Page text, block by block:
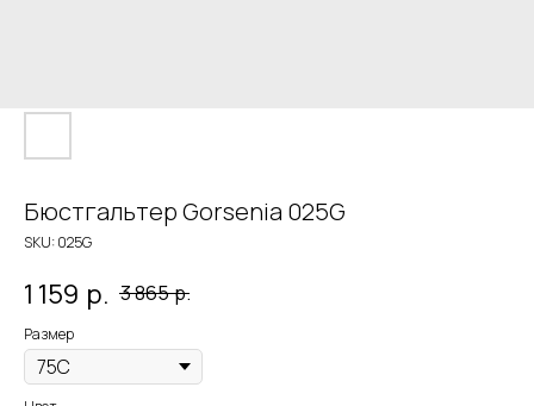
Бюстгальтер Gorsenia 025G
SKU:025G
1 159 р. 3 865р.
Размер